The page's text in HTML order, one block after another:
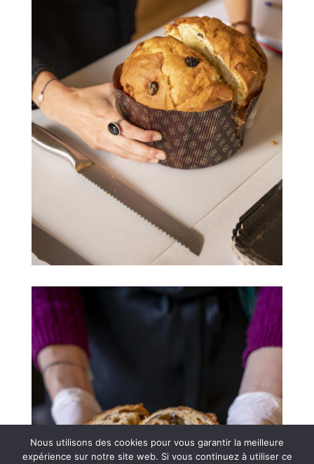
Nous utilisons des cookies pour vous garantir la meilleure
expérience sur notre site web. Si vous continuez à utiliser ce